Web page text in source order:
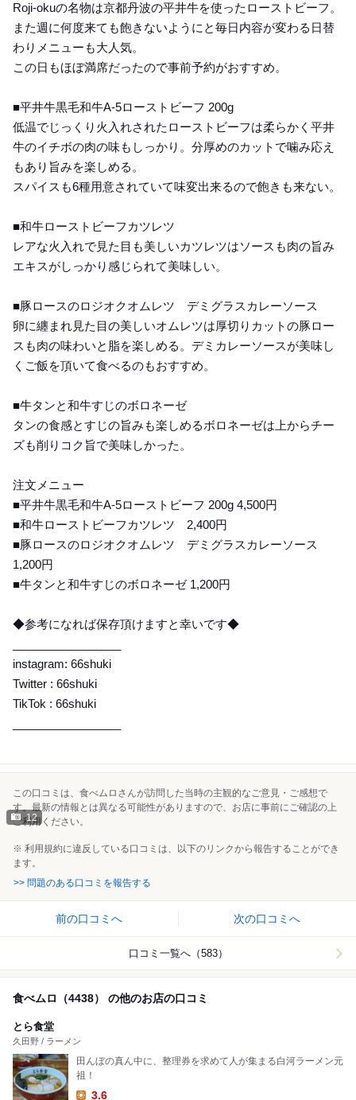
Roji-okuの名物は京都丹波の平井牛を使ったローストビーフ。
また週に何度来ても飽きないようにと毎日内容が変わる日替
わりメニューも大人気。
この日もほぼ満席だったので事前予約がおすすめ。
■平井牛黒毛和牛A-5ローストビーフ 200g
低温でじっくり火入れされたローストビーフは柔らかく平井
牛のイチボの肉の味もしっかり。分厚めのカットで噛み応え
もあり旨みを楽しめる。
スパイスも6種用意されていて味変出来るので飽きも来ない。
■和牛ローストビーフカツレツ
レアな火入れで見た目も美しいカツレツはソースも肉の旨み
エキスがしっかり感じられて美味しい。
■豚ロースのロジオクオムレツ デミグラスカレーソース
卵に纏まれ見た目の美しいオムレツは厚切りカットの豚ロー
スも肉の味わいと脂を楽しめる。デミカレーソースが美味し
くご飯を頂いて食べるのもおすすめ。
■牛タンと和牛すじのボロネーゼ
タンの食感とすじの旨みも楽しめるボロネーゼは上からチー
ズも削りコク旨で美味しかった。
注文メニュー
■平井牛黒毛和牛A-5ローストビーフ 200g 4,500円
■和牛ローストビーフカツレツ 2,400円
■豚ロースのロジオクオムレツ デミグラスカレーソース
1,200円
■牛タンと和牛すじのボロネーゼ 1,200円
◆参考になれば保存頂けますと幸いです◆
instagram: 66shuki
Twitter : 66shuki
TikTok : 66shuki
12
この口コミは、食べムロさんが訪問した当時の主観的なご意見・ご感想で
す。最新の情報とは異なる可能性がありますので、お店に事前にご確認の上
ご利用ください。
※ 利用規約に違反している口コミは、以下のリンクから報告することができ
ます。
>> 問題のある口コミを報告する
前の口コミへ 次の口コミへ
口コミ一覧へ（583）
食べムロ（4438） の他のお店の口コミ
とら食堂
久田野 / ラーメン
田んぼの真ん中に、整理券を求めて人が集まる白河ラーメン元
祖！
3.6